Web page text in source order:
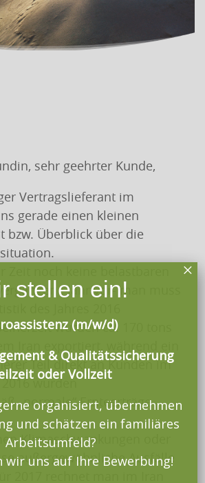
sehr geehrter Kunde,
Vertragslieferant im
gerade einen kleinen
bzw. Überblick über die
Jahr vor- man muss
wurden ca. 170 tons
Iran exportiert, während ein
Teil direkt an Kunden im
2016 wurden
„normale“ Ernteerträge
Klimaschwankungen oder
außergewöhnliche Ausfälle
stellen ein!
(m/w/d)
& Qualitätssicherung
oder Vollzeit
organisiert, übernehmen
und schätzen ein familiäres
Arbeitsumfeld?
wir uns auf Ihre Bewerbung!
×